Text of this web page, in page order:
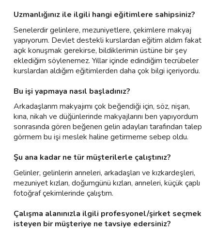
Uzmanlığınız ile ilgili hangi eğitimlere sahipsiniz?
Senelerdir gelinlere, mezuniyetlere, çekimlere makyaj
yapıyorum. Devlet destekli kurslardan eğitim aldım fakat
açık konuşmak gerekirse, bildiklerimin üstüne bir şey
eklediğim söylenemez. Yıllar içinde edindiğim tecrübeler
kurslardan aldığım eğitimlerden daha çok bilgi içeriyordu.
Bu işi yapmaya nasıl başladınız?
Arkadaşlarım makyajımı çok beğendiği için, söz, nişan,
kına, nikah ve düğünlerinde makyajlarını ben yapıyordum
sonrasında gören beğenen gelin adayları tarafından talep
görmem bu işi meslek haline getirmeme sebep oldu.
Şu ana kadar ne tür müşterilerle çalıştınız?
Gelinler, gelinlerin anneleri, arkadaşları ve kızkardeşleri,
mezuniyet kızları, doğumgünü kızları, anneleri, küçük çaplı
fotoğraf çekimlerinde çalıştım.
Çalışma alanınızla ilgili profesyonel/şirket seçmek
isteyen bir müşteriye ne tavsiye edersiniz?